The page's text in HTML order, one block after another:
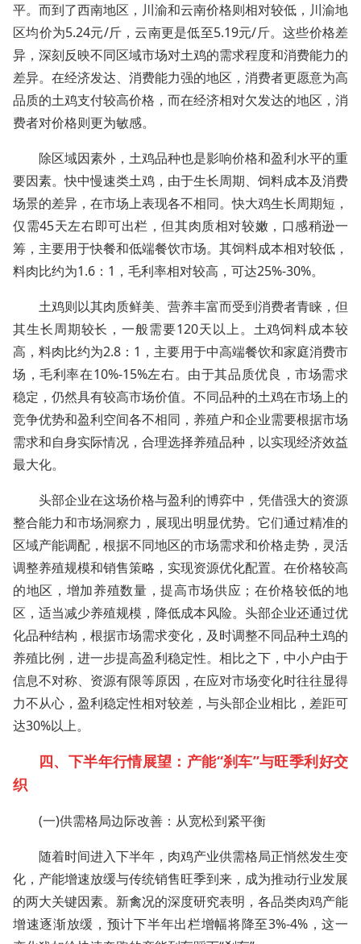
平。而到了西南地区，川渝和云南价格则相对较低，川渝地
区均价为5.24元/斤，云南更是低至5.19元/斤。这些价格差
异，深刻反映不同区域市场对土鸡的需求程度和消费能力的
差异。在经济发达、消费能力强的地区，消费者更愿意为高
品质的土鸡支付较高价格，而在经济相对欠发达的地区，消
费者对价格则更为敏感。
除区域因素外，土鸡品种也是影响价格和盈利水平的重
要因素。快中慢速类土鸡，由于生长周期、饲料成本及消费
场景的差异，在市场上表现各不相同。快大鸡生长周期短，
仅需45天左右即可出栏，但其肉质相对较嫩，口感稍逊一
筹，主要用于快餐和低端餐饮市场。其饲料成本相对较低，
料肉比约为1.6：1，毛利率相对较高，可达25%-30%。
土鸡则以其肉质鲜美、营养丰富而受到消费者青睐，但
其生长周期较长，一般需要120天以上。土鸡饲料成本较
高，料肉比约为2.8：1，主要用于中高端餐饮和家庭消费市
场，毛利率在10%-15%左右。由于其品质优良，市场需求
稳定，仍然具有较高市场价值。不同品种的土鸡在市场上的
竞争优势和盈利空间各不相同，养殖户和企业需要根据市场
需求和自身实际情况，合理选择养殖品种，以实现经济效益
最大化。
头部企业在这场价格与盈利的博弈中，凭借强大的资源
整合能力和市场洞察力，展现出明显优势。它们通过精准的
区域产能调配，根据不同地区的市场需求和价格走势，灵活
调整养殖规模和销售策略，实现资源优化配置。在价格较高
的地区，增加养殖数量，提高市场供应；在价格较低的地
区，适当减少养殖规模，降低成本风险。头部企业还通过优
化品种结构，根据市场需求变化，及时调整不同品种土鸡的
养殖比例，进一步提高盈利稳定性。相比之下，中小户由于
信息不对称、资源有限等原因，在应对市场变化时往往显得
力不从心，盈利稳定性相对较差，与头部企业相比，差距可
达30%以上。
四、下半年行情展望：产能“刹车”与旺季利好交
织
(一)供需格局边际改善：从宽松到紧平衡
随着时间进入下半年，肉鸡产业供需格局正悄然发生变
化，产能增速放缓与传统销售旺季到来，成为推动行业发展
的两大关键因素。新禽况的深度研究表明，各品类肉鸡产能
增速逐渐放缓，预计下半年出栏增幅将降至3%-4%，这一